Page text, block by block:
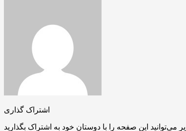
اشتراک گذاری